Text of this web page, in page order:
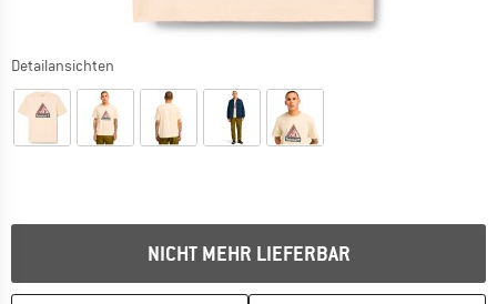
Detailansichten
NICHT MEHR LIEFERBAR